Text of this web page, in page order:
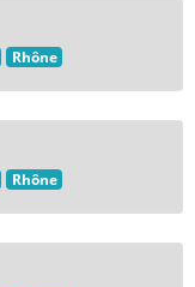
Rhône
Rhône